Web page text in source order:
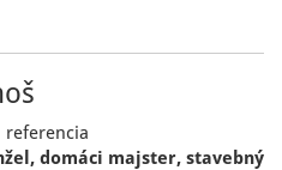
referencia
domáci majster, stavebný